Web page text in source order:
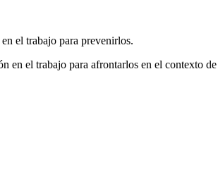
el trabajo para prevenirlos.
en el trabajo para afrontarlos en el contexto